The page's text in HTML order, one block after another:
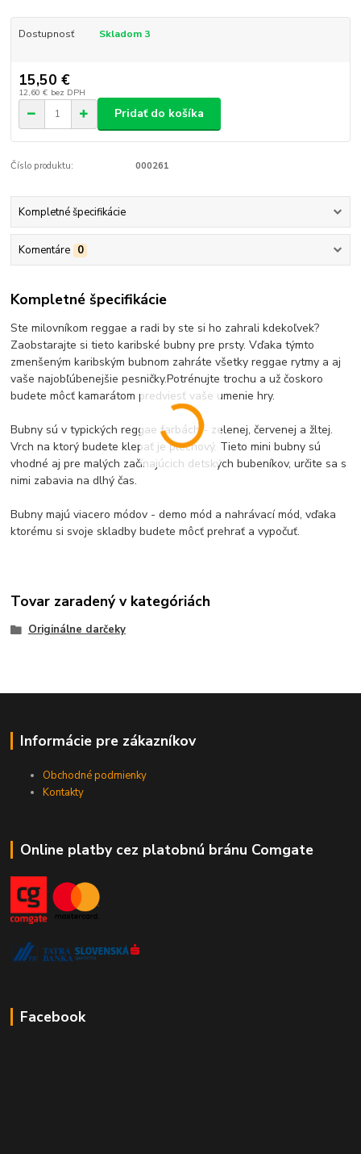
Dostupnosť Skladom 3
15,50 €
12,60 € bez DPH
Pridať do košíka
Číslo produktu: 000261
Kompletné špecifikácie
Komentáre 0
Kompletné špecifikácie
Ste milovníkom reggae a radi by ste si ho zahrali kdekoľvek?
Zaobstarajte si tieto karibské bubny pre prsty. Vďaka týmto
zmenšeným karibským bubnom zahráte všetky reggae rytmy a aj
vaše najobľúbenejšie pesničky.Potrénujte trochu a už čoskoro
budete môcť kamarátom predviesť vaše umenie hry.
Bubny sú v typických reggae farbách - zelenej, červenej a žltej.
Vrch na ktorý budete klepať je plechový. Tieto mini bubny sú
vhodné aj pre malých začínajúcich detských bubeníkov, určite sa s
nimi zabavia na dlhý čas.
Bubny majú viacero módov - demo mód a nahrávací mód, vďaka
ktorému si svoje skladby budete môcť prehrať a vypočuť.
Tovar zaradený v kategóriách
Originálne darčeky
Informácie pre zákazníkov
Obchodné podmienky
Kontakty
Online platby cez platobnú bránu Comgate
Facebook